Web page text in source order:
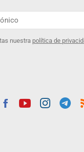
nuestra política de